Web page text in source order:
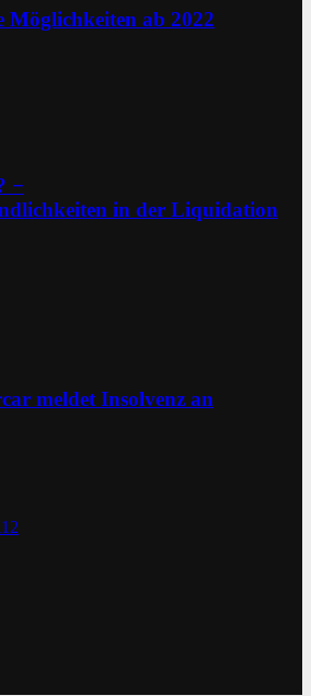
Möglichkeiten ab 2022
−
in der Liquidation
meldet Insolvenz an